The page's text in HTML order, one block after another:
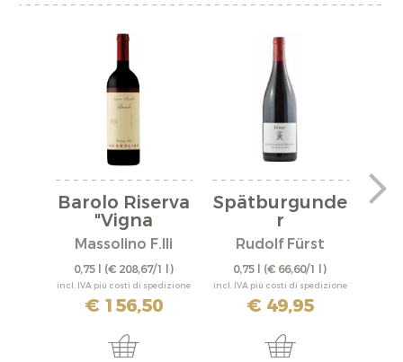
Barolo Riserva
"Vigna
Rionda"...
Massolino F.lli
0,75 l (€ 208,67/1 l)
incl. IVA più costi di spedizione
€ 156,50
Spätburgunde
r
"Bürgstadter...
Rudolf Fürst
0,75 l (€ 66,60/1 l)
incl. IVA più costi di spedizione
€ 49,95